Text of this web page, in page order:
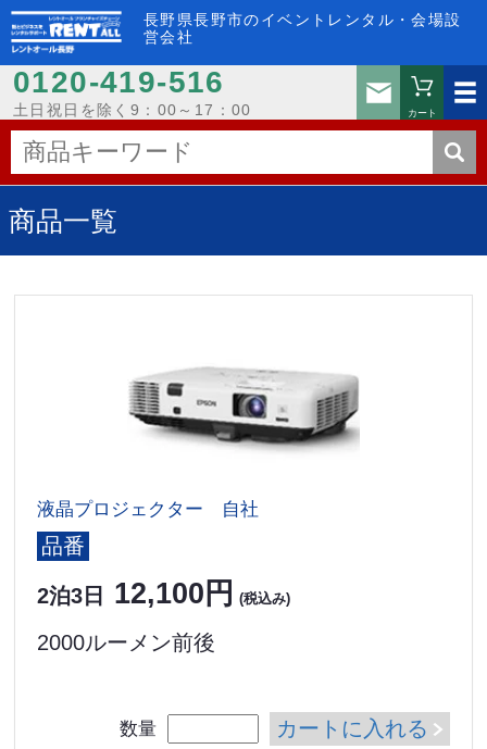
長野県長野市のイベントレンタル・会場設
営会社
0120-419-516
土日祝日を除く9：00～17：00
お問い
カート
商品一覧
液晶プロジェクター 自社
品番
2泊3日 12,100円 (税込み)
2000ルーメン前後
数量 カートに入れる